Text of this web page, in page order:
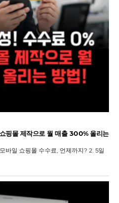
핑몰 제작으로 월 매출 300% 올리는